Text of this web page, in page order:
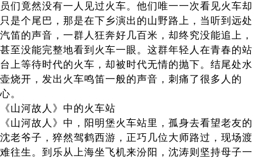
员们竟然没有一人见过火车。他们唯一一次看见火车却
只是个尾巴，那是在下乡演出的山野路上，当听到远处
汽笛的声音，一群人狂奔好几百米，却终究没能追上，
甚至没能完整地看到火车一眼。这群年轻人在青春的站
台上等待时代的火车，却被时代无情的抛下。结尾处水
壶烧开，发出火车鸣笛一般的声音，刺痛了很多人的
心。
《山河故人》中的火车站
《山河故人》中，阳明堡火车站里，孤身去看望老友的
沈老爷子，猝然驾鹤西游，正巧几位大师路过，现场渡
难往生。到乐从上海坐飞机来汾阳，沈涛则坚持母子一